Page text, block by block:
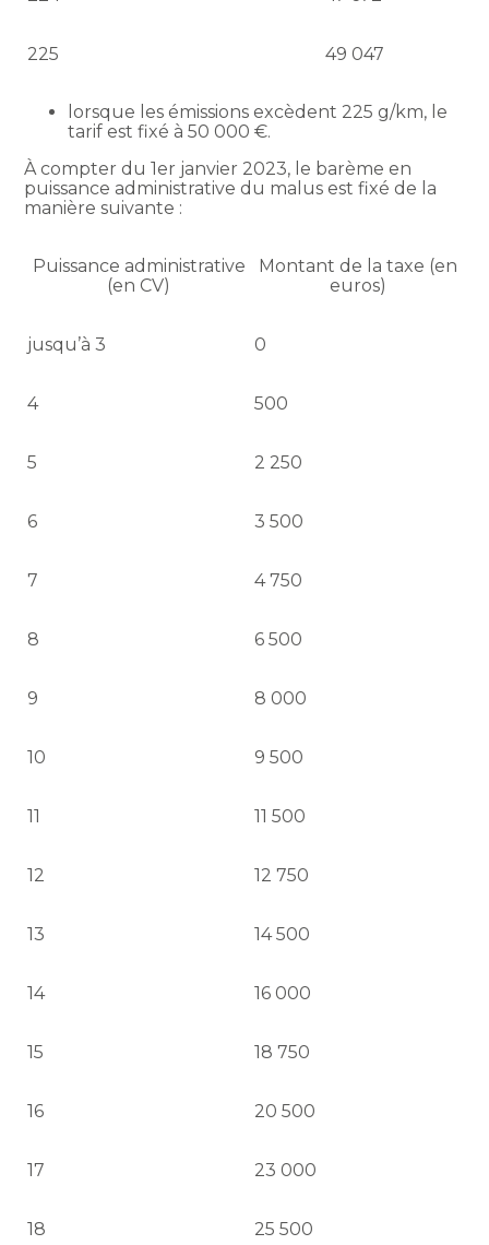
225 49 047
lorsque les émissions excèdent 225 g/km, le
tarif est fixé à 50 000 €.
À compter du 1er janvier 2023, le barème en
puissance administrative du malus est fixé de la
manière suivante :
Puissance administrative
(en CV)
Montant de la taxe (en
euros)
jusqu’à 3 0
4 500
5 2 250
6 3 500
7 4 750
8 6 500
9 8 000
10 9 500
11 11 500
12 12 750
13 14 500
14 16 000
15 18 750
16 20 500
17 23 000
18 25 500